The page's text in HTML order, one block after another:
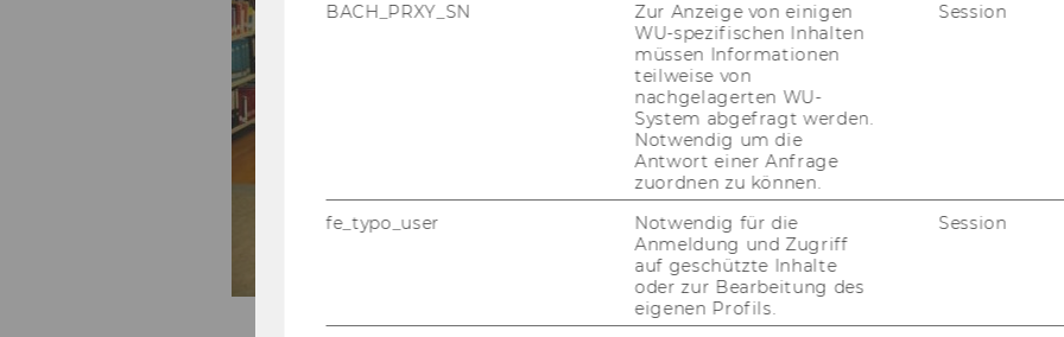
BACH_PRXY_SN
Zur Anzeige von einigen
WU-spezifischen Inhalten
müssen Informationen
teilweise von
nachgelagerten WU-
System abgefragt werden.
Notwendig um die
Antwort einer Anfrage
zuordnen zu können.
Session
fe_typo_user
Notwendig für die
Anmeldung und Zugriff
auf geschützte Inhalte
oder zur Bearbeitung des
eigenen Profils.
Session